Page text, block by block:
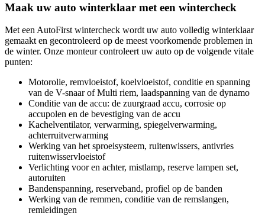
Maak uw auto winterklaar met een wintercheck
Met een AutoFirst wintercheck wordt uw auto volledig winterklaar
gemaakt en gecontroleerd op de meest voorkomende problemen in
de winter. Onze monteur controleert uw auto op de volgende vitale
punten:
Motorolie, remvloeistof, koelvloeistof, conditie en spanning
van de V-snaar of Multi riem, laadspanning van de dynamo
Conditie van de accu: de zuurgraad accu, corrosie op
accupolen en de bevestiging van de accu
Kachelventilator, verwarming, spiegelverwarming,
achterruitverwarming
Werking van het sproeisysteem, ruitenwissers, antivries
ruitenwisservloeistof
Verlichting voor en achter, mistlamp, reserve lampen set,
autoruiten
Bandenspanning, reserveband, profiel op de banden
Werking van de remmen, conditie van de remslangen,
remleidingen